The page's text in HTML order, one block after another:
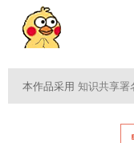
本作品采用 知识共享署